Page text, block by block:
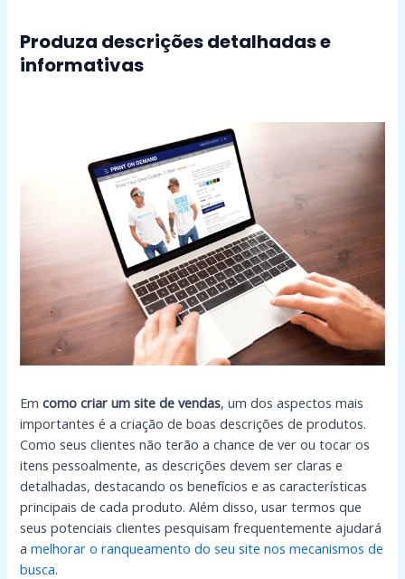
Produza descrições detalhadas e
informativas
Emcomo criar um site de vendas, um dos aspectos mais
importantes é a criação de boas descrições de produtos.
Como seus clientes não terão a chance de ver ou tocar os
itens pessoalmente, as descrições devem ser claras e
detalhadas, destacando os benefícios e as características
principais de cada produto. Além disso, usar termos que
seus potenciais clientes pesquisam frequentemente ajudará
amelhorar o ranqueamento do seu site nos mecanismos de
busca.